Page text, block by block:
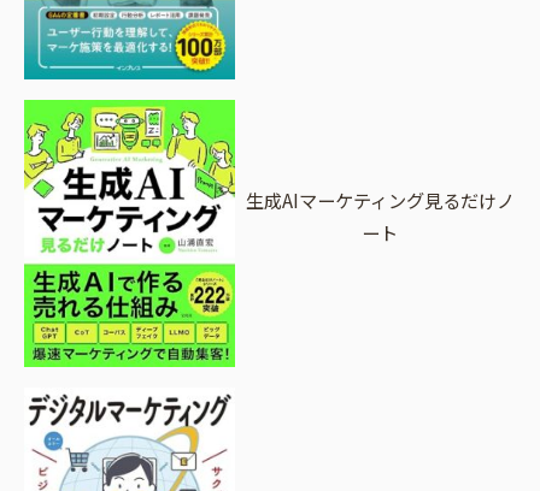
生成AIマーケティング見るだけノ
ート